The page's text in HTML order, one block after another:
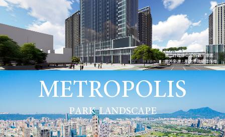
第二行政中心3D外觀示意圖
圖片來源：新北市政府環保局
METROPOLIS
PARK LANDSCAPE